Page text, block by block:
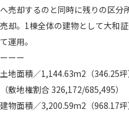
へ売却するのと同時に残りの区分
売却。1棟全体の建物として大和
て運用。
ーーー
土地面積／1,144.63m2（346.25坪
（敷地権割合 326,172/685,495）
建物面積／3,200.59m2（968.17坪